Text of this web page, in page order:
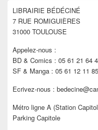
barre
latérale
LIBRAIRIE BÉDÉCINÉ
7 RUE ROMIGUIÈRES
31000 TOULOUSE
Appelez-nous :
BD & Comics : 05 61 21 64
SF & Manga : 05 61 12 11 85
Ecrivez-nous :
Métro ligne A (Station
Parking Capitole